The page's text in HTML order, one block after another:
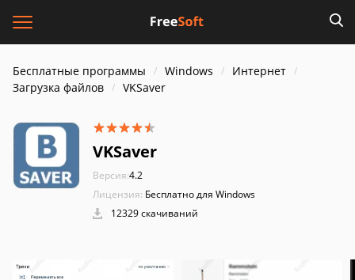
Бесплатные программы Windows
Интернет
Загрузка файлов
VKSaver
VKSaver
Версия:4.2
Лицензия: Бесплатно для Windows
12329 скачиваний